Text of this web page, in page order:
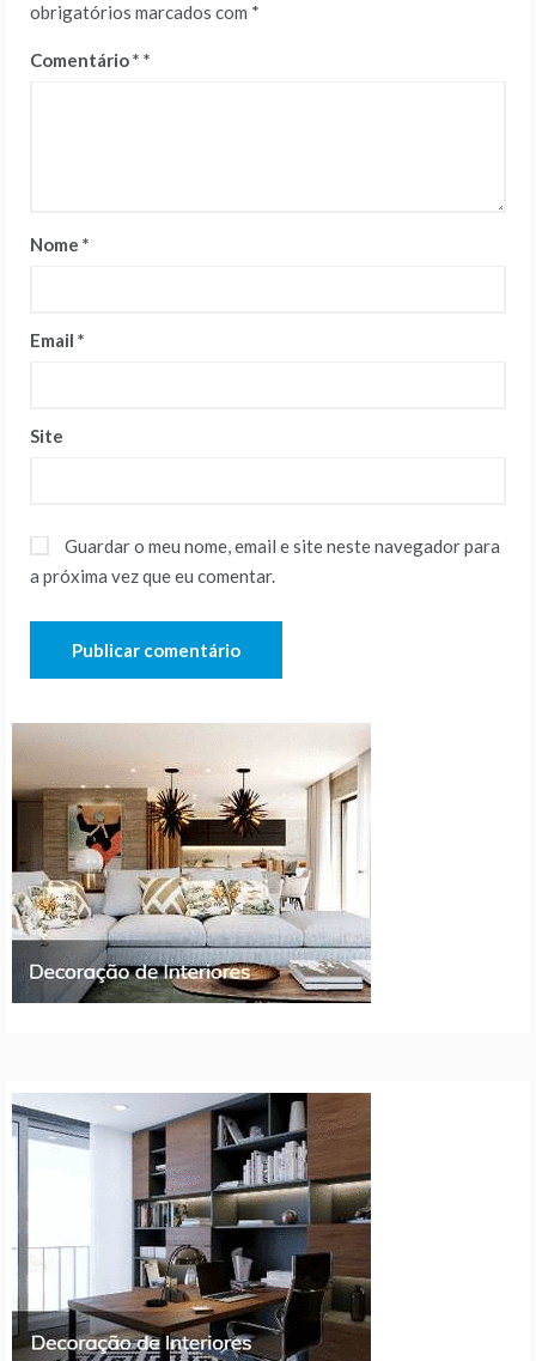
obrigatórios marcados com *
Comentário*
Nome *
Email *
Site
Guardar o meu nome, email e site neste navegador para
a próxima vez que eu comentar.